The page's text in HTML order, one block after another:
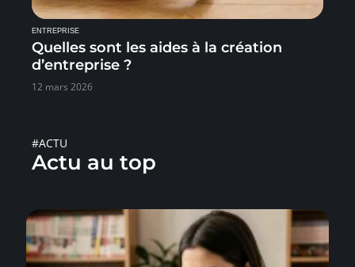
ENTREPRISE
Quelles sont les aides à la création
d’entreprise ?
12 mars 2026
#ACTU
Actu au top